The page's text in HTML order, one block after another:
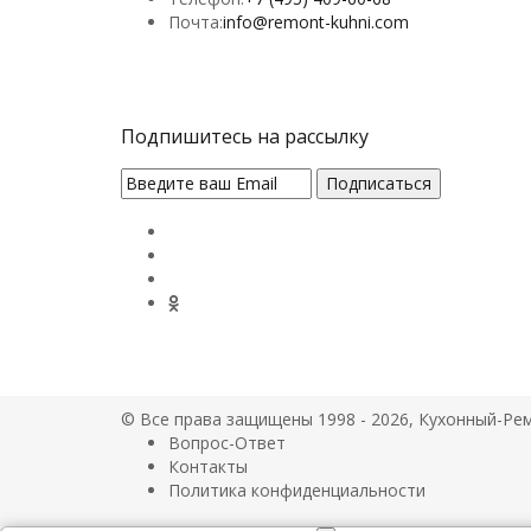
Почта:info@remont-kuhni.com
Подпишитесь на рассылку
© Все права защищены 1998 - 2026, Кухонный-
Вопрос-Ответ
Контакты
Политика конфиденциальности